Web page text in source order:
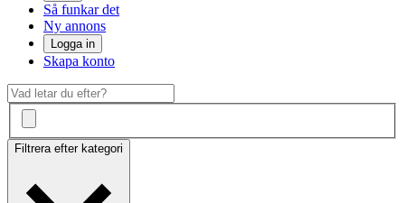
Så funkar det
Ny annons
Logga in
Skapa konto
Filtrera efter kategori